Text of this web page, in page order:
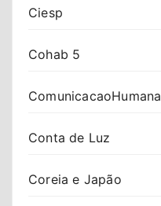
Ciesp
Cohab 5
ComunicacaoHumana
Conta de Luz
Coreia e Japão